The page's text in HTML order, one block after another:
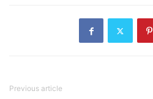
Previous article